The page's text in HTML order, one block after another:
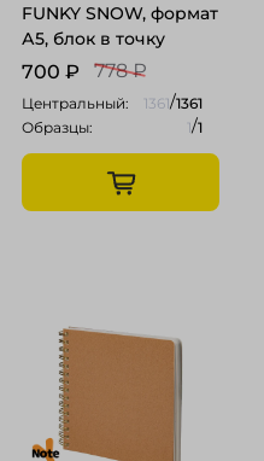
FUNKY SNOW, формат
А5, блок в точку
700 ₽ 778 ₽
Центральный: 1361/1361
Образцы:
1/1